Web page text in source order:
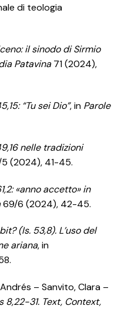
di teologia
il sinodo di Sirmio
Patavina 71 (2024),
“Tu sei Dio”, in Parole
nelle tradizioni
(2024), 41-45.
«anno accetto» in
69/6 (2024), 42-45.
(Is. 53,8). L’uso del
ariana, in
– Sanvito, Clara –
8,22-31. Text, Context,